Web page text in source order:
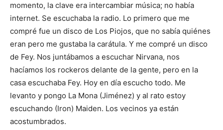
momento, la clave era intercambiar música; no había
internet. Se escuchaba la radio. Lo primero que me
compré fue un disco de Los Piojos, que no sabía quiénes
eran pero me gustaba la carátula. Y me compré un disco
de Fey. Nos juntábamos a escuchar Nirvana, nos
hacíamos los rockeros delante de la gente, pero en la
casa escuchaba Fey. Hoy en día escucho todo. Me
levanto y pongo La Mona (Jiménez) y al rato estoy
escuchando (Iron) Maiden. Los vecinos ya están
acostumbrados.